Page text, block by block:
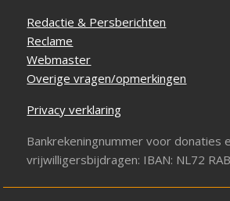
Redactie & Persberichten
Reclame
Webmaster
Overige vragen/opmerkingen
Privacy verklaring
Bankrekeningnummer voor donaties
vrijwilligersbijdragen: IBAN: NL72